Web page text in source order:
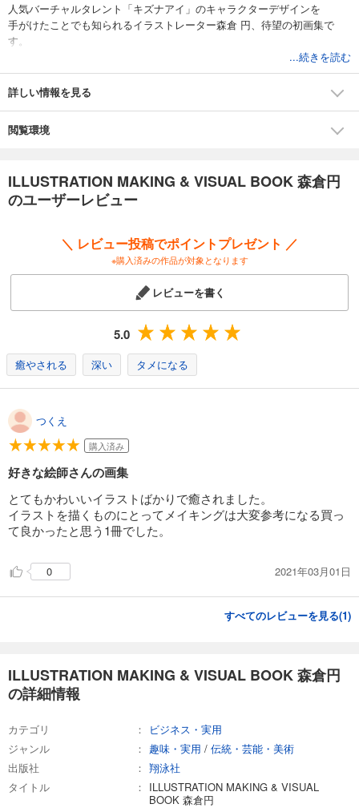
人気バーチャルタレント「キズナアイ」のキャラクターデザインを
手がけたことでも知られるイラストレーター森倉 円、待望の初画集で
す。
本画集では、キズナアイの関連アートワークをはじめ、
活動初期から現在に至るまでの作品を厳選して収録しています。
秘蔵のラフスケッチ、創作の秘密に迫るインタビュー記事を収録。
また、B5ワイドサイズの大きな判型と最先端の高精細印刷（ブリリアン
作品本来の魅力を隅々まで堪能いただける仕様となっています。
作家の魅力が詰まった初画集を、ぜひお手元でご覧ください。
※本電子書籍は同名出版物を底本として作成しました。記載内容は印刷出
※印刷出版再現のため電子書籍としては不要な情報を含んでいる場合があ
ります。
※印刷出版とは異なる表記・表現の場合があります。予めご了承くださ
い。
※プレビューにてお手持ちの電子端末での表示状態をご確認の上、商品を
お買い求めください。
...続きを読む
詳しい情報を見る
閲覧環境
ILLUSTRATION MAKING & VISUAL BOOK 森倉円
のユーザーレビュー
＼ レビュー投稿でポイントプレゼント ／
※購入済みの作品が対象となります
レビューを書く
5.0
癒やされる 深い タメになる
つくえ
購入済み
好きな絵師さんの画集
とてもかわいいイラストばかりで癒されました。
イラストを描くものにとってメイキングは大変参考になる買っ
て良かったと思う1冊でした。
0 2021年03月01日
すべてのレビューを見る(1)
ILLUSTRATION MAKING & VISUAL BOOK 森倉円
の詳細情報
カテゴリ
ビジネス・実用
ジャンル
趣味・実用 / 伝統・芸能・美術
出版社
翔泳社
タイトル
ILLUSTRATION MAKING & VISUAL
BOOK 森倉円